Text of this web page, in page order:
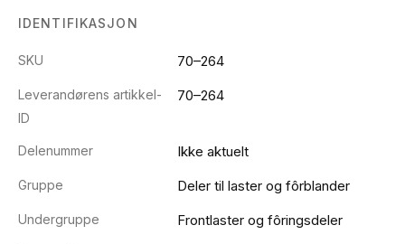
IDENTIFIKASJON
SKU 70–264
Leverandørens artikkel-
ID
70–264
Delenummer Ikke aktuelt
Gruppe Deler til laster og fôrblander
Undergruppe Frontlaster og fôringsdeler